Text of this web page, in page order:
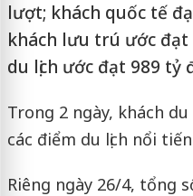
lượt; khách quốc tế
khách lưu trú ước đạt
du lịch ước đạt 989 tỷ
Trong 2 ngày, khách
các điểm du lịch nổi
Riêng ngày 26/4, tổng